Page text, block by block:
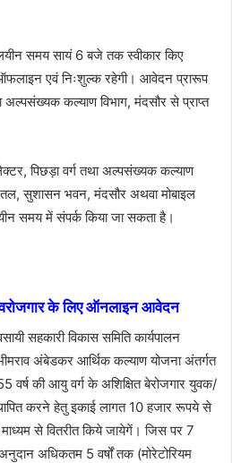
समय सायं 6 बजे तक स्वीकार किए
एवं निःशुल्क रहेगी। आवेदन प्रारूप
अल्पसंख्यक कल्याण विभाग, मंदसौर से प्राप्त
पिछड़ा वर्ग तथा अल्पसंख्यक कल्याण
तल, सुशासन भवन, मंदसौर अथवा मोबाइल
समय में संपर्क किया जा सकता है।
के लिए ऑनलाइन आवेदन
सहकारी विकास समिति कार्यपालन
भीमराव अंबेडकर आर्थिक कल्याण योजना अंतर्गत
वर्ष की आयु वर्ग के अशिक्षित बेरोजगार युवक/
करने हेतु इकाई लागत 10 हजार रूपये से
से वितरीत किये जायेगें। जिस पर 7
अधिकतम 5 वर्षों तक (मोरेटोरियम